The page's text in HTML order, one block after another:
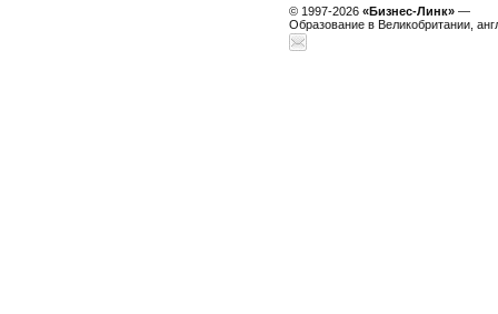
© 1997-2026 «Бизнес-Линк» —
Образование в Великобритании,